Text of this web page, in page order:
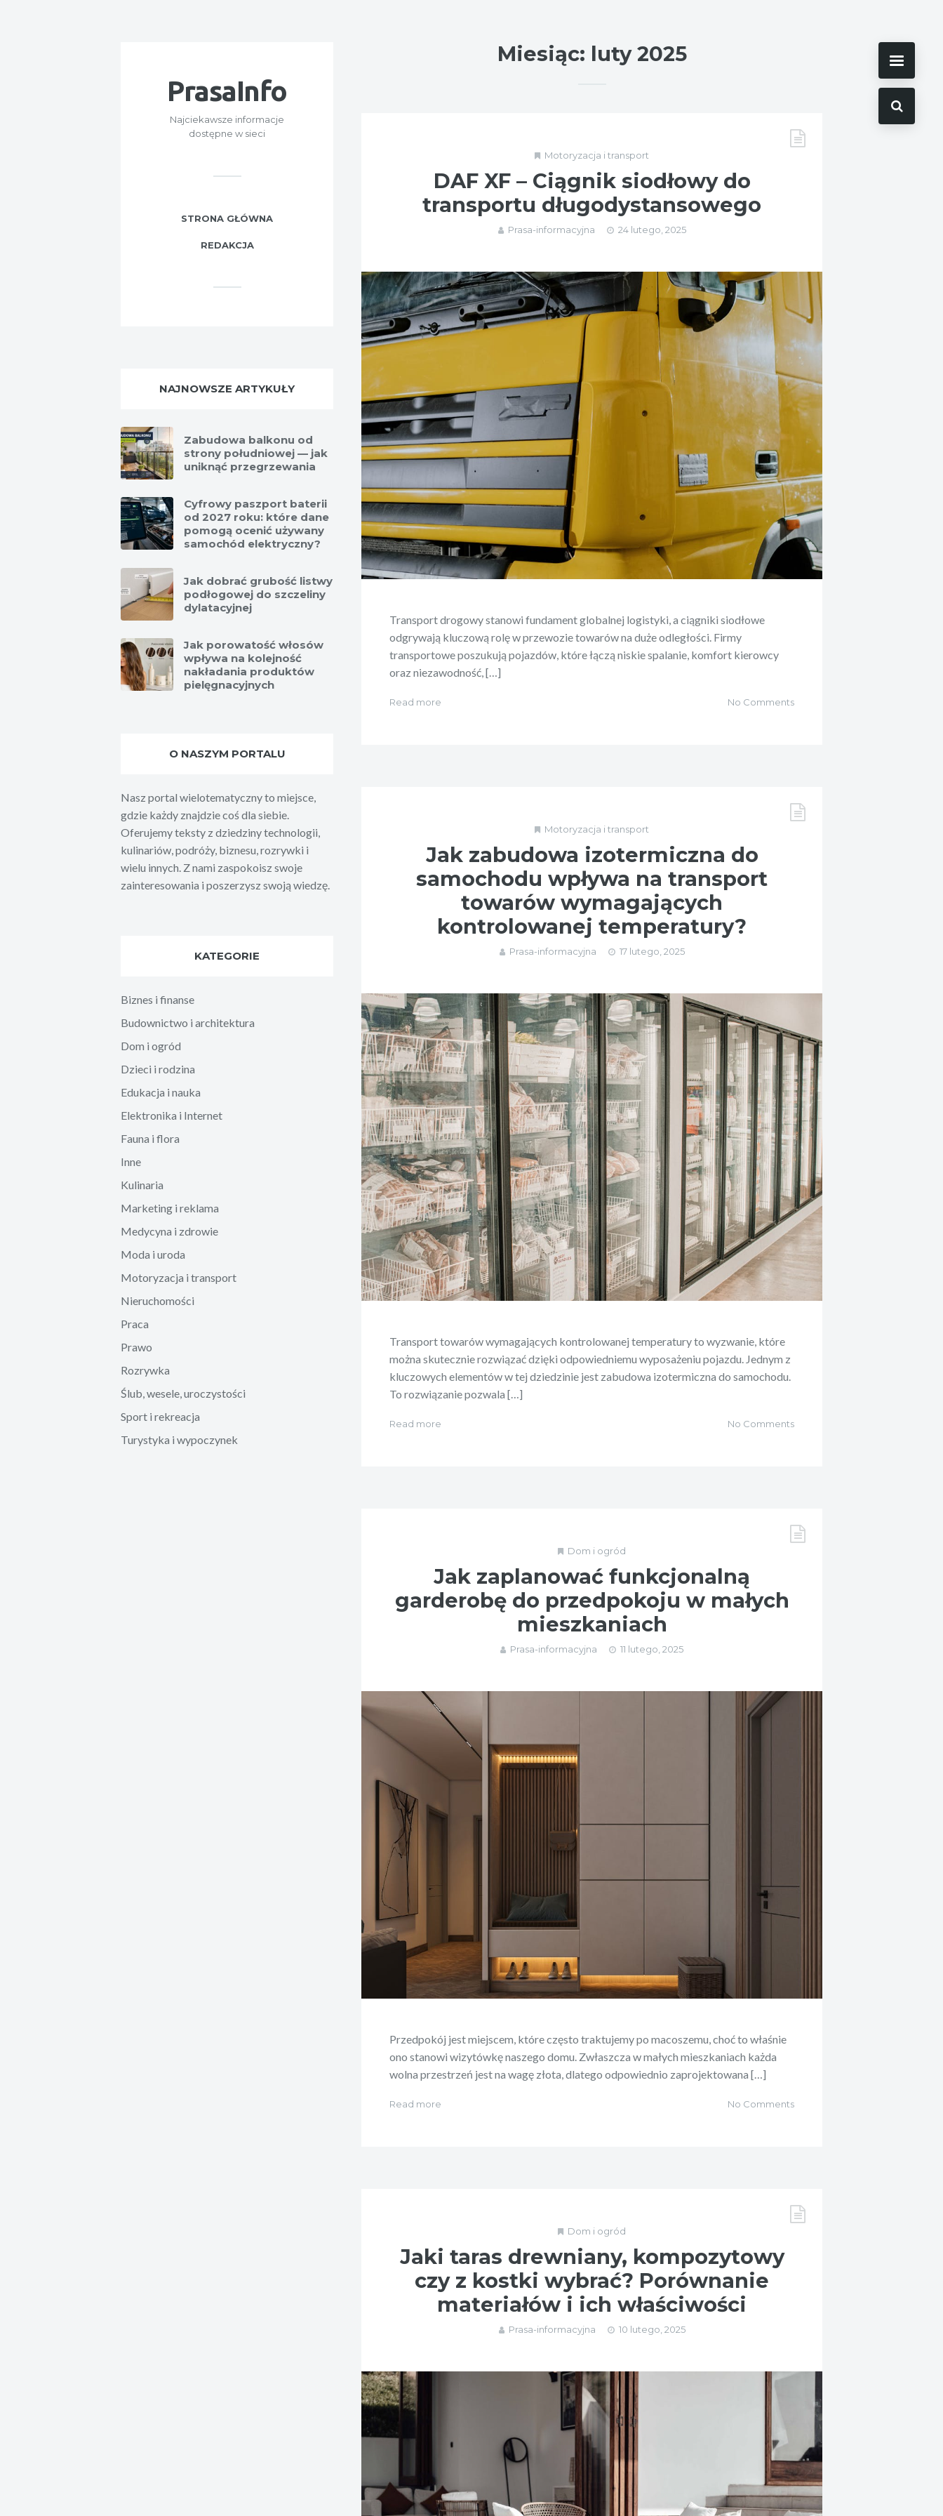
Miesiąc: luty 2025
Motoryzacja i transport
DAF XF – Ciągnik siodłowy do
transportu długodystansowego
Prasa-informacyjna 24 lutego, 2025
Transport drogowy stanowi fundament globalnej logistyki, a ciągniki siodłowe
odgrywają kluczową rolę w przewozie towarów na duże odległości. Firmy
transportowe poszukują pojazdów, które łączą niskie spalanie, komfort kierowcy
oraz niezawodność, […]
Read more No Comments
Motoryzacja i transport
Jak zabudowa izotermiczna do
samochodu wpływa na transport
towarów wymagających
kontrolowanej temperatury?
Prasa-informacyjna 17 lutego, 2025
Transport towarów wymagających kontrolowanej temperatury to wyzwanie, które
można skutecznie rozwiązać dzięki odpowiedniemu wyposażeniu pojazdu. Jednym z
kluczowych elementów w tej dziedzinie jest zabudowa izotermiczna do samochodu.
To rozwiązanie pozwala […]
Read more No Comments
Dom i ogród
Jak zaplanować funkcjonalną
garderobę do przedpokoju w małych
mieszkaniach
Prasa-informacyjna 11 lutego, 2025
Przedpokój jest miejscem, które często traktujemy po macoszemu, choć to właśnie
ono stanowi wizytówkę naszego domu. Zwłaszcza w małych mieszkaniach każda
wolna przestrzeń jest na wagę złota, dlatego odpowiednio zaprojektowana […]
Read more No Comments
Dom i ogród
Jaki taras drewniany, kompozytowy
czy z kostki wybrać? Porównanie
materiałów i ich właściwości
Prasa-informacyjna 10 lutego, 2025
PrasaInfo
Najciekawsze informacje
dostępne w sieci
STRONA GŁÓWNA
REDAKCJA
NAJNOWSZE ARTYKUŁY
Zabudowa balkonu od
strony południowej — jak
uniknąć przegrzewania
Cyfrowy paszport baterii
od 2027 roku: które dane
pomogą ocenić używany
samochód elektryczny?
Jak dobrać grubość listwy
podłogowej do szczeliny
dylatacyjnej
Jak porowatość włosów
wpływa na kolejność
nakładania produktów
pielęgnacyjnych
O NASZYM PORTALU
Nasz portal wielotematyczny to miejsce,
gdzie każdy znajdzie coś dla siebie.
Oferujemy teksty z dziedziny technologii,
kulinariów, podróży, biznesu, rozrywki i
wielu innych. Z nami zaspokoisz swoje
zainteresowania i poszerzysz swoją wiedzę.
KATEGORIE
Biznes i finanse
Budownictwo i architektura
Dom i ogród
Dzieci i rodzina
Edukacja i nauka
Elektronika i Internet
Fauna i flora
Inne
Kulinaria
Marketing i reklama
Medycyna i zdrowie
Moda i uroda
Motoryzacja i transport
Nieruchomości
Praca
Prawo
Rozrywka
Ślub, wesele, uroczystości
Sport i rekreacja
Turystyka i wypoczynek